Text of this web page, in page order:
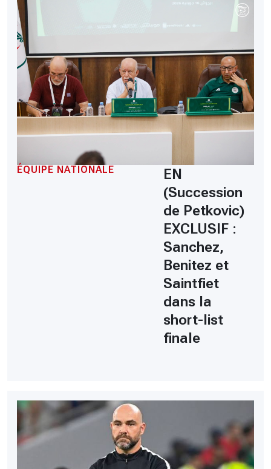
ÉQUIPE NATIONALE
EN
(Succession
de Petkovic)
EXCLUSIF :
Sanchez,
Benitez et
Saintfiet
dans la
short-list
finale